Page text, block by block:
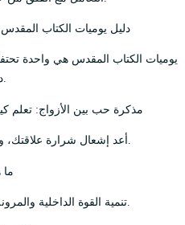
دليل يوميات الكتاب
يوميات الكتاب المقدس هي واحدة
ديني ومشاعرك الخاصة بالحياة.
مذكرة حب بين الأزواج: تعلم
ما